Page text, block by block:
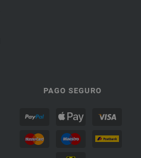
PAGO SEGURO